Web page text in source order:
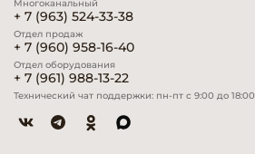
Многоканальный
+ 7 (963) 524-33-38
Отдел продаж
+ 7 (960) 958-16-40
Отдел оборудования
+ 7 (961) 988-13-22
Технический чат поддержки: пн-пт с 9:00 до 18:00